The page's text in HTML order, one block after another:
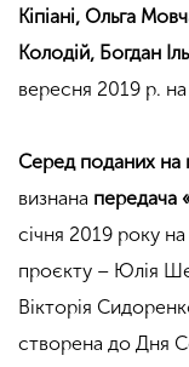
Кіпіані, Ольга
Колодій, Богдан
вересня 2019 р.
Серед поданих на
визнана передача
січня 2019 року
проєкту – Юлія
Вікторія
створена до Дня